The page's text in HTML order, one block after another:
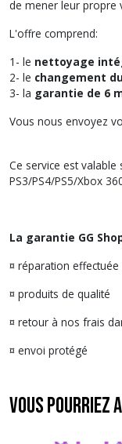
de mener leur propre
L'offre comprend:
1- le nettoyage
2- le changement
3- la garantie de 6
Vous nous envoyez
Ce service est
PS3/PS4/PS5/Xbox
La garantie GG
¤ réparation
¤ produits de qualité
¤ retour à nos frais
¤ envoi protégé
Vous pourriez